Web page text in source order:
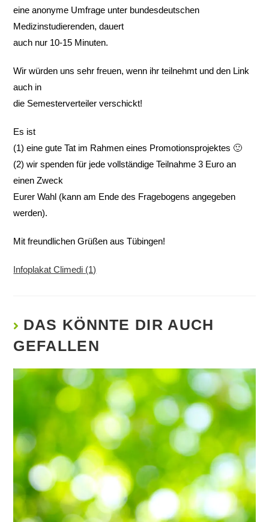
eine anonyme Umfrage unter bundesdeutschen
Medizinstudierenden, dauert
auch nur 10-15 Minuten.
Wir würden uns sehr freuen, wenn ihr teilnehmt und den Link
auch in
die Semesterverteiler verschickt!
Es ist
(1) eine gute Tat im Rahmen eines Promotionsprojektes 🙂
(2) wir spenden für jede vollständige Teilnahme 3 Euro an
einen Zweck
Eurer Wahl (kann am Ende des Fragebogens angegeben
werden).
Mit freundlichen Grüßen aus Tübingen!
Infoplakat Climedi (1)
DAS KÖNNTE DIR AUCH
GEFALLEN